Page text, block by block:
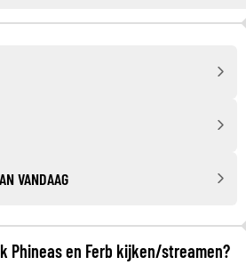
VANDAAG
Phineas en Ferb kijken/streamen?